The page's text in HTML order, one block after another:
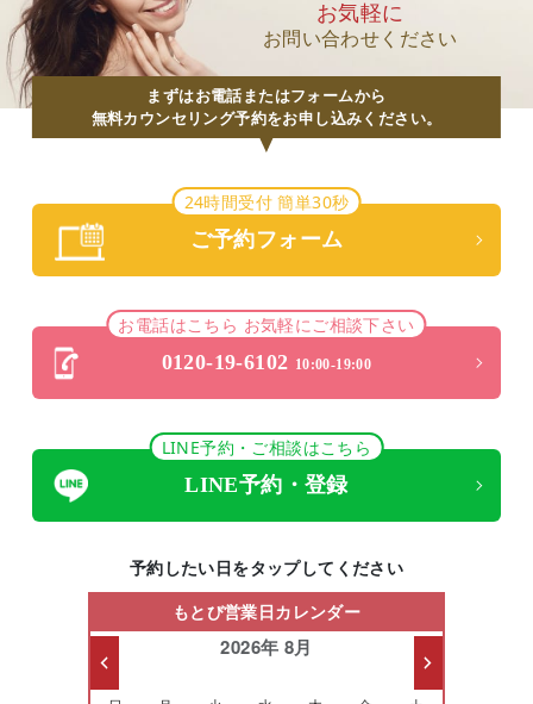
お気軽に
お問い合わせください
まずはお電話またはフォームから
無料カウンセリング予約をお申し込みください。
24時間受付 簡単30秒
ご予約フォーム
お電話はこちら お気軽にご相談下さい
0120-19-6102 10:00-19:00
LINE予約・ご相談はこちら
LINE予約・登録
予約したい日をタップしてください
もとび営業日カレンダー
2026年 8月